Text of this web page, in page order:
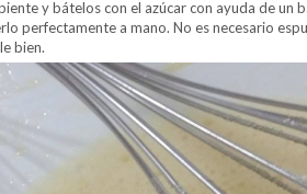
y bátelos con el azúcar con ayuda de un
perfectamente a mano. No es necesario
bien.